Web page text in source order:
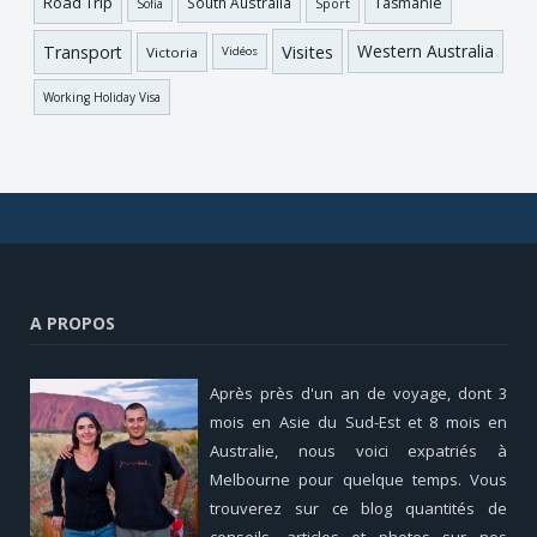
Transport Victoria Vidéos Visites Western Australia
Working Holiday Visa
A PROPOS
Après près d'un an de voyage, dont 3
mois en Asie du Sud-Est et 8 mois en
Australie, nous voici expatriés à
Melbourne pour quelque temps. Vous
trouverez sur ce blog quantités de